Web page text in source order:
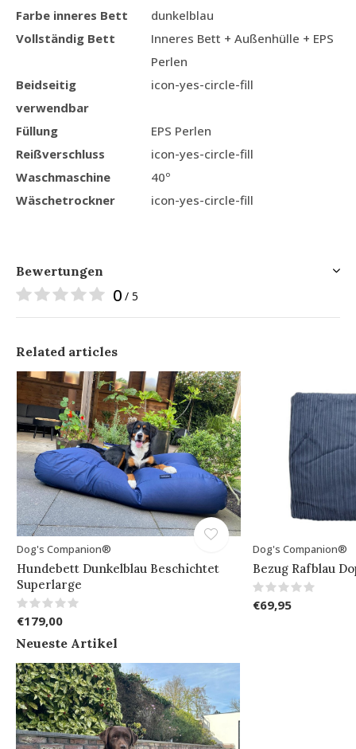
Farbe inneres Bett
dunkelblau
Vollständig Bett
Inneres Bett + Außenhülle + EPS
Perlen
Beidseitig
verwendbar
icon-yes-circle-fill
Füllung
EPS Perlen
Reißverschluss
icon-yes-circle-fill
Waschmaschine
40º
Wäschetrockner
icon-yes-circle-fill
Bewertungen
0 / 5
Related articles
Dog's Companion®
Hundebett Dunkelblau Beschichtet
Superlarge
€179,00
Dog's Companion®
Bezug Rafblau
€69,95
Neueste Artikel